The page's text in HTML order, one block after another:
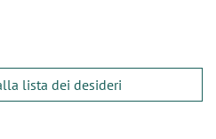
lista dei desideri